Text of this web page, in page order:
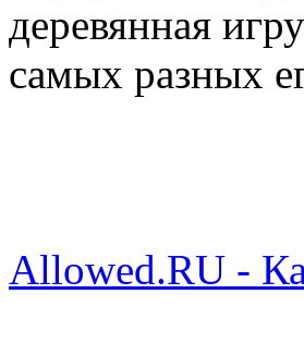
деревянная
самых разных
Allowed.RU -